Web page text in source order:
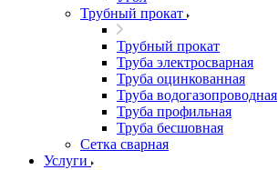
Трубный прокат
Трубный прокат
Труба электросварная
Труба оцинкованная
Труба водогазопроводная
Труба профильная
Труба бесшовная
Сетка сварная
Услуги